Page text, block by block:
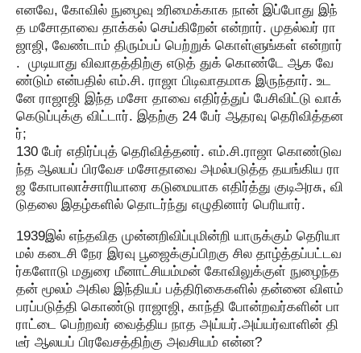
எனவே, கோவில் நுழைவு உரிமைக்காக நான் இப்போது இந்
த மசோதாவை தாக்கல் செய்கிறேன் என்றார். முதல்வர் ரா
ஜாஜி, வேண்டாம் திரும்பப் பெற்றுக் கொள்ளுங்கள் என்றார்
. முடியாது விவாதத்திற்கு எடுத் துக் கொண்டே ஆக வே
ண்டும் என்பதில் எம்.சி. ராஜா பிடிவாதமாக இருந்தார். உட
னே ராஜாஜி இந்த மசோ தாவை எதிர்த்துப் பேசிவிட்டு வாக்
கெடுப்புக்கு விட்டார். இதற்கு 24 பேர் ஆதரவு தெரிவித்தன
ர்;
130 பேர் எதிர்ப்புத் தெரிவித்தனர். எம்.சி.ராஜா கொண்டுவ
ந்த ஆலயப் பிரவேச மசோதாவை அமல்படுத்த தயங்கிய ரா
ஜ கோபாலாச்சாரியாரை கடுமையாக எதிர்த்து குடிஅரசு, வி
டுதலை இதழ்களில் தொடர்ந்து எழுதினார் பெரியார்.
1939இல் எந்தவித முன்னறிவிப்புமின்றி யாருக்கும் தெரியா
மல் கடைசி நேர இரவு பூஜைக்குப்பிறகு சில தாழ்த்தப்பட்டவ
ர்களோடு மதுரை மீனாட்சியம்மன் கோவிலுக்குள் நுழைந்த
தன் மூலம் அகில இந்தியப் பத்திரிகைகளில் தன்னை விளம்
பரப்படுத்தி கொண்டு ராஜாஜி, காந்தி போன்றவர்களின் பா
ராட்டை பெற்றவர் வைத்திய நாத அய்யர்.அய்யர்வாளின் தி
டீர் ஆலயப் பிரவேசத்திற்கு அவசியம் என்ன?